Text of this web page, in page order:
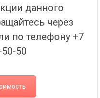
данного
через
по телефону +7
50